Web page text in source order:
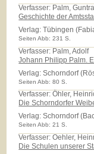
Verfasser: Palm,
Geschichte der
Verlag:Tübingen
Seiten Abb: 231 S.
Verfasser: Palm, Adolf
Johann Philipp Palm.
Verlag:Schorndorf
Seiten Abb: 80 S.
Verfasser: Öhler,
Die Schorndorfer
Verlag:Schorndorf
Seiten Abb: 21 S.
Verfasser: Oehler,
Die Schulen unserer